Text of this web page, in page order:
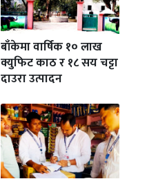
बाँकेमा वार्षिक १० लाख
क्युफिट काठ र १८ सय चट्टा
दाउरा उत्पादन